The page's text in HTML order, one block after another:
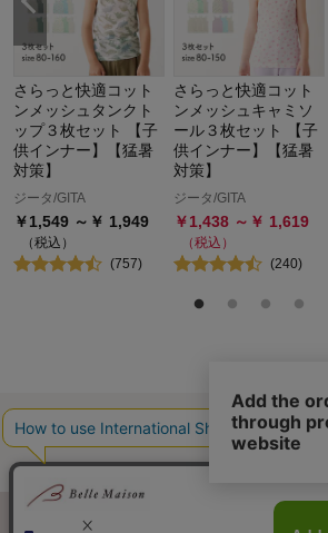
さらっと快適コット
ンメッシュタンクト
ップ３枚セット 【子
供インナー】【猛暑
対策】
ジータ/GITA
￥1,549 ～￥ 1,949
（税込）
(757)
さらっと快適コット
ンメッシュキャミソ
ール３枚セット 【子
供インナー】【猛暑
対策】
ジータ/GITA
￥1,438 ～￥ 1,619
（税込）
(240)
最近チェックした商品